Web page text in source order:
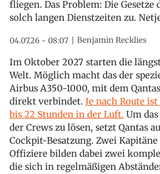
fliegen. Das Problem: Die Gesetze
solch langen Dienstzeiten zu.
04.07.26 - 08:07 Benjamin Recklies
Im Oktober 2027 starten die
Welt. Möglich macht das der
Airbus A350-1000, mit dem
direkt verbindet. Je nach Route
bis 22 Stunden in der Luft. Um
der Crews zu lösen, setzt Qantas
Cockpit-Besatzung. Zwei
Offiziere bilden dabei zwei
die sich in regelmäßigen